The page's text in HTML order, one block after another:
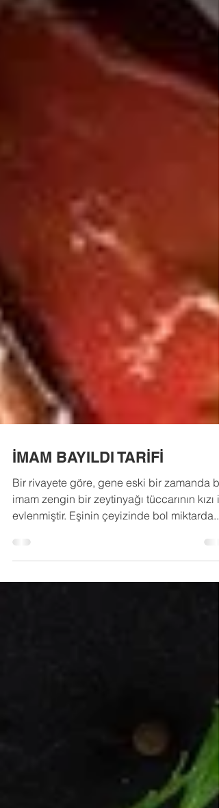
İMAM BAYILDI TARİFİ
Bir rivayete göre, gene eski bir zamanda bir
evlenmiştir. Eşinin çeyizinde bol miktarda...